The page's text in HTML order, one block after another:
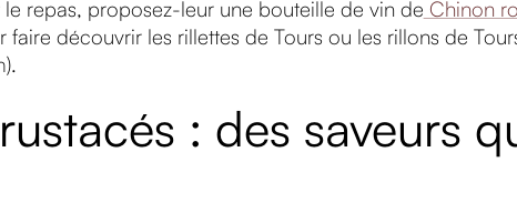
repas, proposez-leur une bouteille de vin de Chinon
découvrir les rillettes de Tours ou les rillons de
: des saveurs